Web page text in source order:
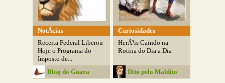
NotÃ­cias
Receita Federal Liberou
Hoje o Programa do
Imposto de...
Blog do Guara
Curiosidades
HerÃ³is Caindo na
Rotina do Dia a Dia
Dito pelo Maldito